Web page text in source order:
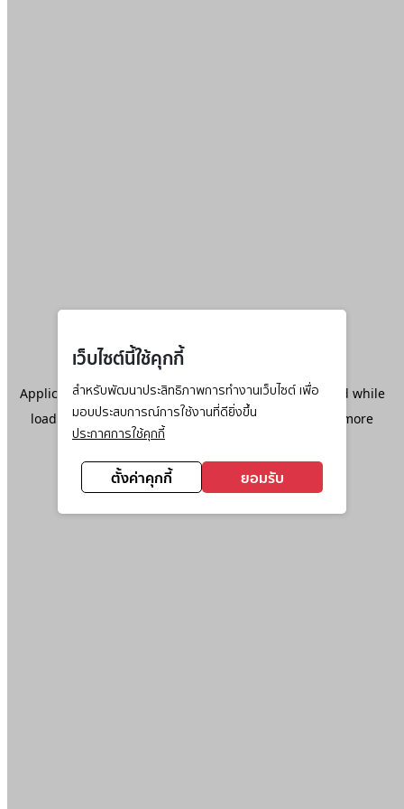
เว็บไซต์นี้ใช้คุกกี้
สำหรับพัฒนาประสิทธิภาพการทำงานเว็บไซต์ เพื่อ
มอบประสบการณ์การใช้งานที่ดียิ่งขึ้น
ประกาศการใช้คุกกี้
ตั้งค่าคุกกี้ ยอมรับ
Application error: aclient-side exception has occurred while
loadingwww.ktc.co.th(see the browser console
for more
information).